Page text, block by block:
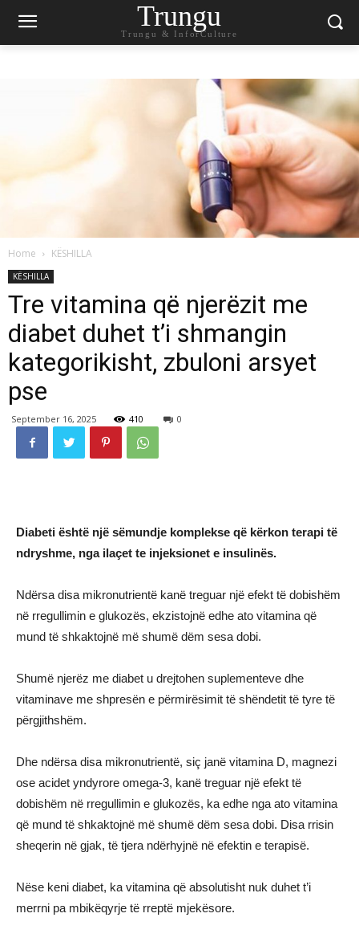
Trungu
Trungu & InforCulture
Home KËSHILLA
KËSHILLA
Tre vitamina që njerëzit me
diabet duhet t’i shmangin
kategorikisht, zbuloni arsyet
pse
September 16, 2025 410 0
Diabeti është një sëmundje komplekse që kërkon terapi të
ndryshme, nga ilaçet te injeksionet e insulinës.
Ndërsa disa mikronutrientë kanë treguar një efekt të dobishëm
në rregullimin e glukozës, ekzistojnë edhe ato vitamina që
mund të shkaktojnë më shumë dëm sesa dobi.
Shumë njerëz me diabet u drejtohen suplementeve dhe
vitaminave me shpresën e përmirësimit të shëndetit të tyre të
përgjithshëm.
Dhe ndërsa disa mikronutrientë, siç janë vitamina D, magnezi
ose acidet yndyrore omega-3, kanë treguar një efekt të
dobishëm në rregullimin e glukozës, ka edhe nga ato vitamina
që mund të shkaktojnë më shumë dëm sesa dobi. Disa rrisin
sheqerin në gjak, të tjera ndërhyjnë në efektin e terapisë.
Nëse keni diabet, ka vitamina që absolutisht nuk duhet t’i
merrni pa mbikëqyrje të rreptë mjekësore.